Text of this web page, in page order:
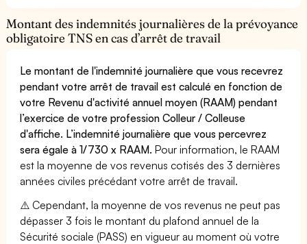
Montant des indemnités journalières de la prévoyance
obligatoire TNS en cas d’arrêt de travail
Le montant de l'indemnité journalière que vous recevrez
pendant votre arrêt de travail est calculé en fonction de
votre Revenu d'activité annuel moyen (RAAM) pendant
l’exercice de votre profession Colleur / Colleuse
d'affiche. L’indemnité journalière que vous percevrez
sera égale à 1/730 x RAAM. Pour information, le RAAM
est la moyenne de vos revenus cotisés des 3 dernières
années civiles précédant votre arrêt de travail.
⚠️ Cependant, la moyenne de vos revenus ne peut pas
dépasser 3 fois le montant du plafond annuel de la
Sécurité sociale (PASS) en vigueur au moment où votre